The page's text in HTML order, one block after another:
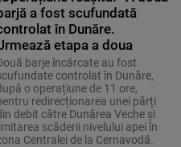
a fost scufundată
în Dunăre.
etapa a doua
barje încărcate au fost
controlat în Dunăre,
o operațiune de 11 ore,
redirecționarea unei părți
debit către Dunărea Veche și
limitarea scăderii nivelului apei în
Centralei de la Cernavodă.